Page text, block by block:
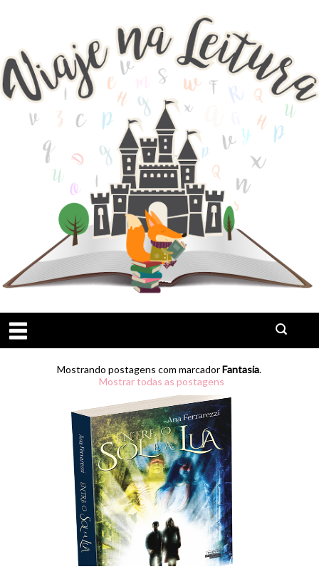
Mostrando postagens com marcadorFantasia.
Mostrar todas as postagens